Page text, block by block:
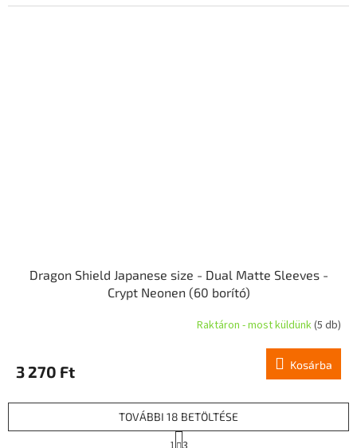
Dragon Shield Japanese size - Dual Matte Sleeves -
Crypt Neonen (60 borító)
Raktáron - most küldünk(5 db)
3 270 Ft Kosárba
TOVÁBBI 18 BETÖLTÉSE